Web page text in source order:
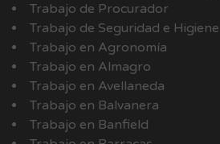
Trabajo de Procurador
Trabajo de Seguridad e Higiene
Trabajo en Agronomía
Trabajo en Almagro
Trabajo en Avellaneda
Trabajo en Balvanera
Trabajo en Banfield